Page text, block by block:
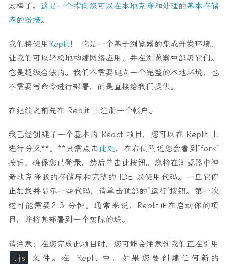
太棒了。 这是一个指向您可以在本地克隆和处理的基本存储
库的链接。
我们将使用 Replit！ 它是一个基于浏览器的集成开发环境，
让我们可以轻松地构建网络应用，并在浏览器中部署它们。
它是超级合法的。我们不需要建立一个完整的本地环境，也
不需要写命令进行部署，而是直接给我们提供。
在继续之前先在 Replit 上注册一个帐户。
我已经创建了一个基本的 React 项目，您可以在 Replit 上
进行分叉**。**只需点击此处，在右侧附近您会看到“fork”
按钮。确保您已登录，然后单击此按钮。您将在浏览器中神
奇地克隆我的存储库和完整的 IDE 以使用代码。一旦它停
止加载并显示一些代码，请单击顶部的“运行”按钮。第一次
这可能需要2-3 分钟。通常来说，Replit正在启动你的项
目，并将其部署到一个实际的域。
请注意：在您完成此项目时，您可能会注意到我们正在引用
.js
文件。在 Replit 中，如果您要创建任何新的